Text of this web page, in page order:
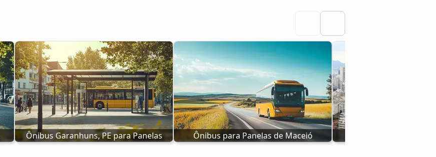
Ônibus Garanhuns, PE para Panelas Ônibus para Panelas de Maceió